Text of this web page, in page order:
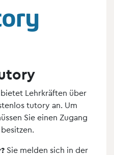
Lehrkräften über
tutory an. Um
Sie einen Zugang
Sie melden sich in der